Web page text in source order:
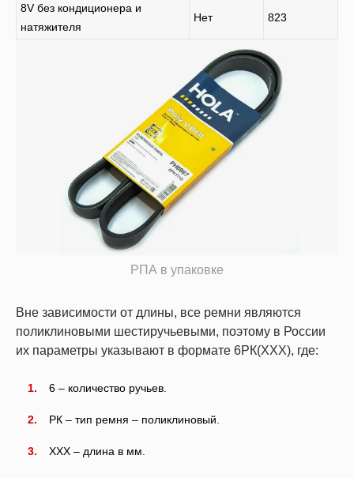
8V без кондиционера и
натяжителя
Нет 823
РПА в упаковке
Вне зависимости от длины, все ремни являются
поликлиновыми шестиручьевыми, поэтому в России
их параметры указывают в формате 6РК(ХХХ), где:
6 – количество ручьев.
РК – тип ремня – поликлиновый.
ХХХ – длина в мм.